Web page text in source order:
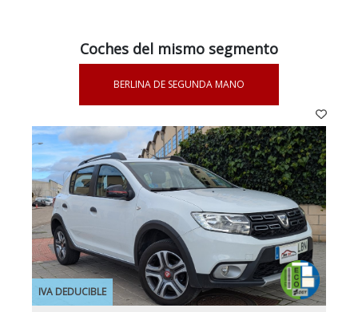
Coches del mismo segmento
BERLINA DE SEGUNDA MANO
IVA DEDUCIBLE